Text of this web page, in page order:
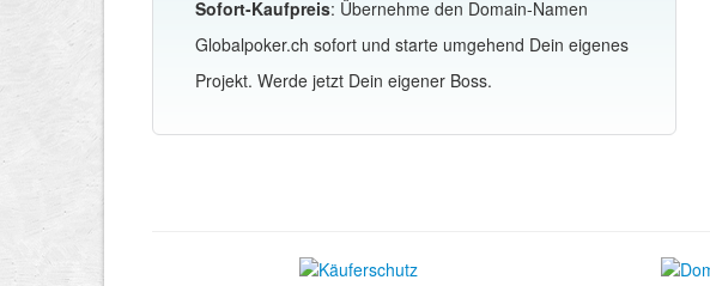
Sofort-Kaufpreis: Übernehme den Domain-Namen
Globalpoker.ch sofort und starte umgehend Dein eigenes
Projekt. Werde jetzt Dein eigener Boss.